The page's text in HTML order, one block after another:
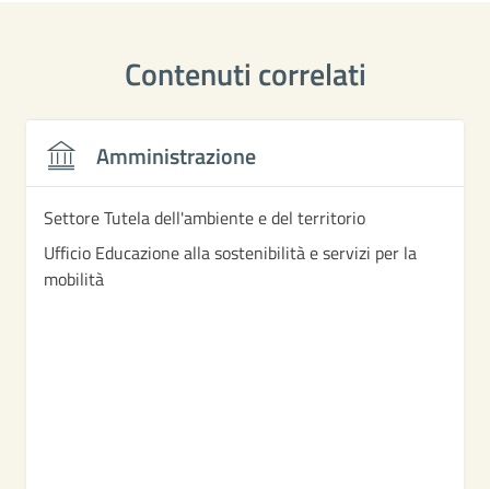
Contenuti correlati
Amministrazione
Settore Tutela dell'ambiente e del territorio
Ufficio Educazione alla sostenibilità e servizi per la
mobilità